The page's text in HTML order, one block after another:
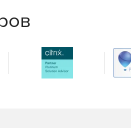
аналитики с обширным набором
систем.
– можно добавлять